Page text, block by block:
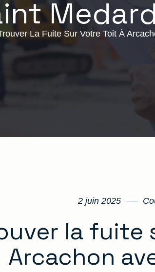
La Fuite Sur Votre Toit À
2 juin 2025
la
Arcachon